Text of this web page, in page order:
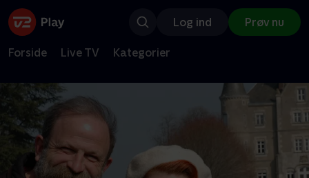
Log ind Prøv nu
Forside Live TV Kategorier